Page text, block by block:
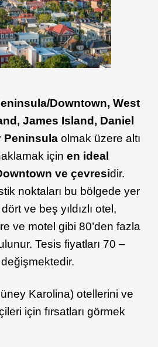
Downtown, West
James Island, Daniel
Peninsula olmak üzere altı
için en ideal
ve çevresidir.
noktaları bu bölgede yer
ve beş yıldızlı otel,
ve motel gibi 80’den fazla
Tesis fiyatları 70 –
Karolina) otellerini ve
için fırsatları görmek